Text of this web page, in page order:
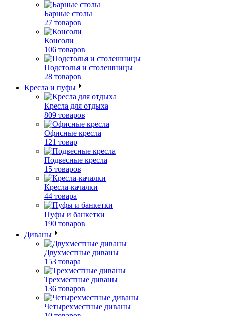
Барные столы
27 товаров
Консоли
106 товаров
Подстолья и столешницы
28 товаров
Кресла и пуфы
Кресла для отдыха
809 товаров
Офисные кресла
121 товар
Подвесные кресла
15 товаров
Кресла-качалки
44 товара
Пуфы и банкетки
190 товаров
Диваны
Двухместные диваны
153 товара
Трехместные диваны
136 товаров
Четырехместные диваны